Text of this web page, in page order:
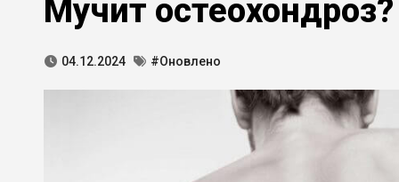
Мучит
04.12.2024 #Оновлено